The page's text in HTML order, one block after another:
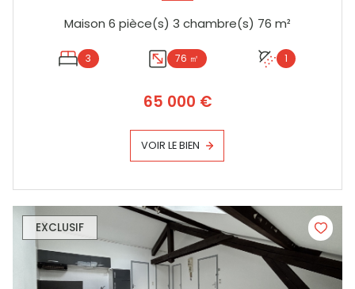
Maison 6 pièce(s) 3 chambre(s) 76 m²
3 76 ㎡ 1
65 000 €
VOIR LE BIEN
EXCLUSIF